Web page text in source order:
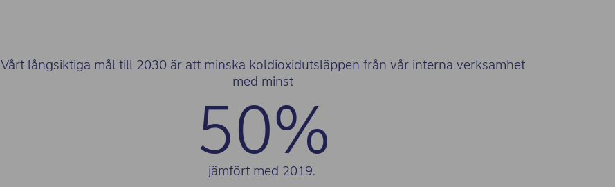
Vårt långsiktiga mål till 2030 är att minska koldioxidutsläppen från vår interna verksamhet
med minst
50%
jämfört med 2019.